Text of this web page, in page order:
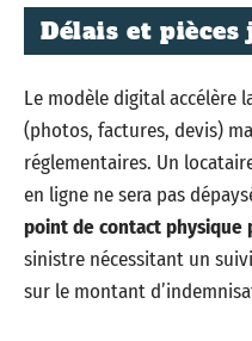
Délais et
Le modèle digital accélère
(photos, factures, devis)
réglementaires. Un
en ligne ne sera pas
point de contact physique
sinistre nécessitant un
sur le montant